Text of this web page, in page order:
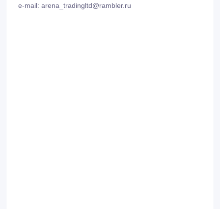
e-mail: arena_tradingltd@rambler.ru